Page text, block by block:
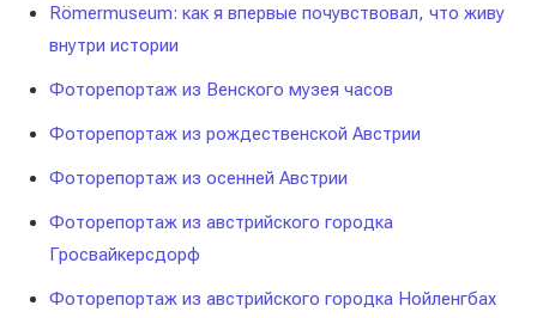
Römermuseum: как я впервые почувствовал, что живу
внутри истории
Фоторепортаж из Венского музея часов
Фоторепортаж из рождественской Австрии
Фоторепортаж из осенней Австрии
Фоторепортаж из австрийского городка
Гросвайкерсдорф
Фоторепортаж из австрийского городка Нойленгбах